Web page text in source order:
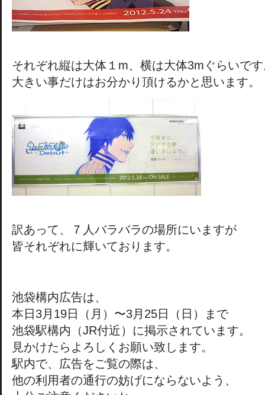
それぞれ縦は大体１m、横は大体3mぐらいで
大きい事だけはお分かり頂けるかと思います。
訳あって、７人バラバラの場所にいますが
皆それぞれに輝いております。
池袋構内広告は、
本日3月19日（月）〜3月25日（日）まで
池袋駅構内（JR付近）に掲示されています。
見かけたらよろしくお願い致します。
駅内で、広告をご覧の際は、
他の利用者の通行の妨げにならないよう、